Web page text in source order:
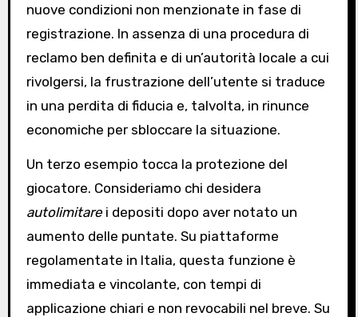
nuove condizioni non menzionate in fase di
registrazione. In assenza di una procedura di
reclamo ben definita e di un’autorità locale a cui
rivolgersi, la frustrazione dell’utente si traduce
in una perdita di fiducia e, talvolta, in rinunce
economiche per sbloccare la situazione.
Un terzo esempio tocca la protezione del
giocatore. Consideriamo chi desidera
autolimitarei depositi dopo aver notato un
aumento delle puntate. Su piattaforme
regolamentate in Italia, questa funzione è
immediata e vincolante, con tempi di
applicazione chiari e non revocabili nel breve. Su